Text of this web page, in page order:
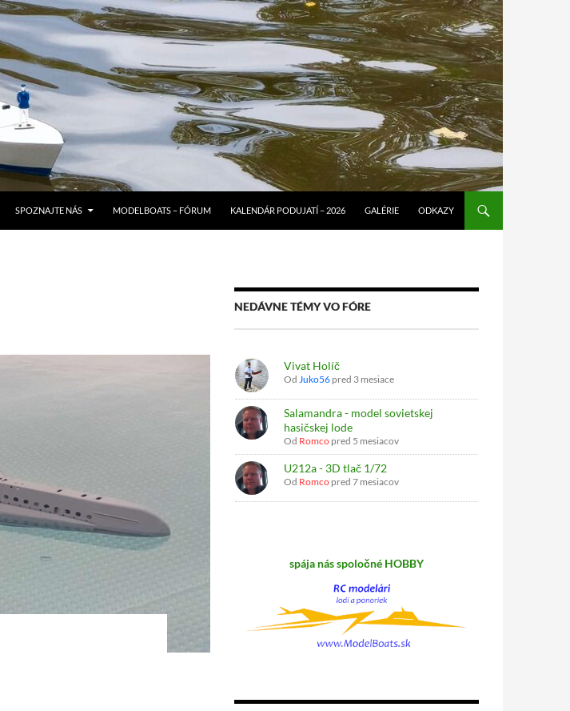
SPOZNAJTE NÁS MODELBOATS – FÓRUM KALENDÁR PODUJATÍ – 2026 GALÉRIE ODKAZY
NEDÁVNE TÉMY VO FÓRE
Vivat Holíč
Od Juko56 pred 3 mesiace
Salamandra - model sovietskej
hasičskej lode
Od Romco pred 5 mesiacov
U212a - 3D tlač 1/72
Od Romco pred 7 mesiacov
spája nás spoločné HOBBY